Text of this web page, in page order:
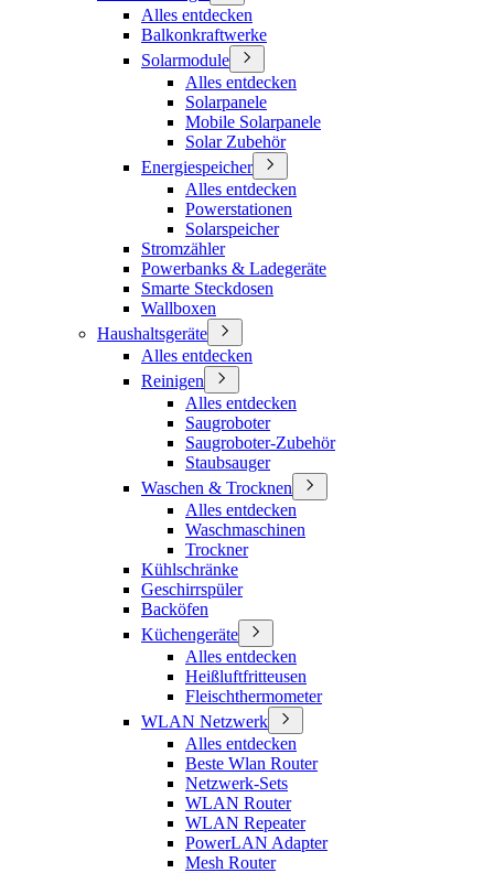
Alles entdecken
Balkonkraftwerke
Solarmodule
Alles entdecken
Solarpanele
Mobile Solarpanele
Solar Zubehör
Energiespeicher
Alles entdecken
Powerstationen
Solarspeicher
Stromzähler
Powerbanks & Ladegeräte
Smarte Steckdosen
Wallboxen
Haushaltsgeräte
Alles entdecken
Reinigen
Alles entdecken
Saugroboter
Saugroboter-Zubehör
Staubsauger
Waschen & Trocknen
Alles entdecken
Waschmaschinen
Trockner
Kühlschränke
Geschirrspüler
Backöfen
Küchengeräte
Alles entdecken
Heißluftfritteusen
Fleischthermometer
WLAN Netzwerk
Alles entdecken
Beste Wlan Router
Netzwerk-Sets
WLAN Router
WLAN Repeater
PowerLAN Adapter
Mesh Router